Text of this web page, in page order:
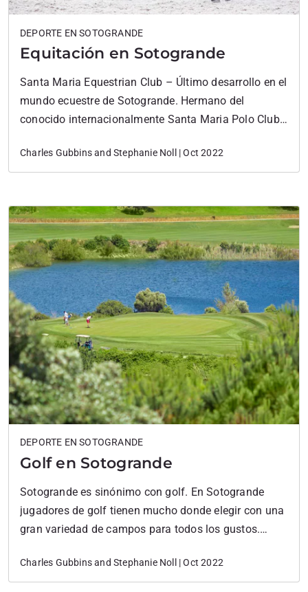
Equitación en Sotogrande
DEPORTE EN SOTOGRANDE
Santa Maria Equestrian Club – Último desarrollo en el
mundo ecuestre de Sotogrande. Hermano del
conocido internacionalmente Santa Maria Polo Club,
de Puente de Hierro. La creación y el desarrollo del
Equestrian Club han comenzado, proporcionando
exigentes de este deporte. Su misión es…
Charles Gubbins and Stephanie Noll | Oct 2022
Golf en Sotogrande
DEPORTE EN SOTOGRANDE
Sotogrande es sinónimo con golf. En Sotogrande
jugadores de golf tienen mucho donde elegir con una
gran variedad de campos para todos los gustos.
Sotogrande, Valderrama, San Roque (viejo y nuevo),
Almenara, La Cañada, La Reserva, y Alcaidesa (uno y
Charles Gubbins and Stephanie Noll | Oct 2022